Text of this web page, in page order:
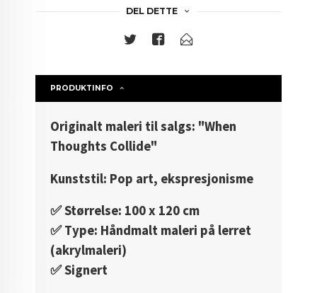
DEL DETTE
PRODUKTINFO
Originalt maleri til salgs: "When
Thoughts Collide"
Kunststil: Pop art, ekspresjonisme
✅️ Størrelse: 100 x 120 cm
✅️ Type: Håndmalt maleri på lerret
(akrylmaleri)
✅️ Signert